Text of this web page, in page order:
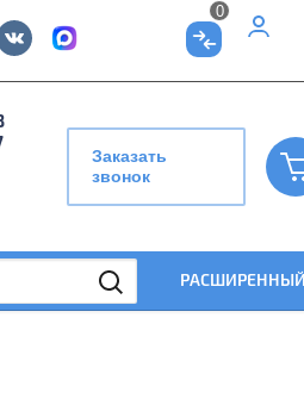
0
Заказать
звонок